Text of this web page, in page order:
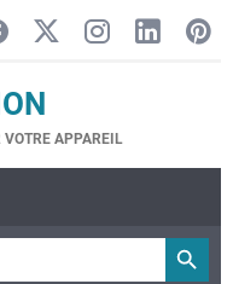
VOTRE APPAREIL